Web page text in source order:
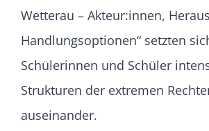
Wetterau – Akteur:innen,
Handlungsoptionen“ setzten
Schülerinnen und Schüler
Strukturen der extremen
auseinander.